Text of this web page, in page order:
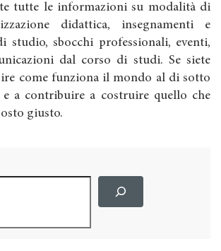
tutte le informazioni su modalità di
didattica, insegnamenti e
studio, sbocchi professionali, eventi,
dal corso di studi. Se siete
come funziona il mondo al di sotto
e a contribuire a costruire quello che
giusto.